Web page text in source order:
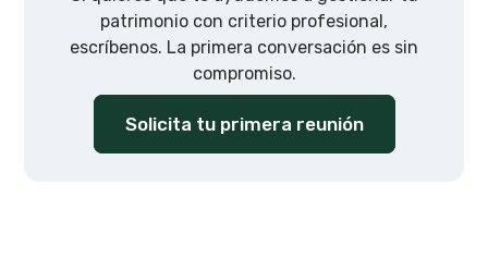
patrimonio con criterio profesional,
escríbenos. La primera conversación es sin
compromiso.
Solicita tu primera reunión